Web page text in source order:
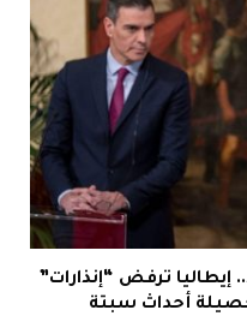
إيطاليا ترفض “إنذارات”
أحداث سبتة